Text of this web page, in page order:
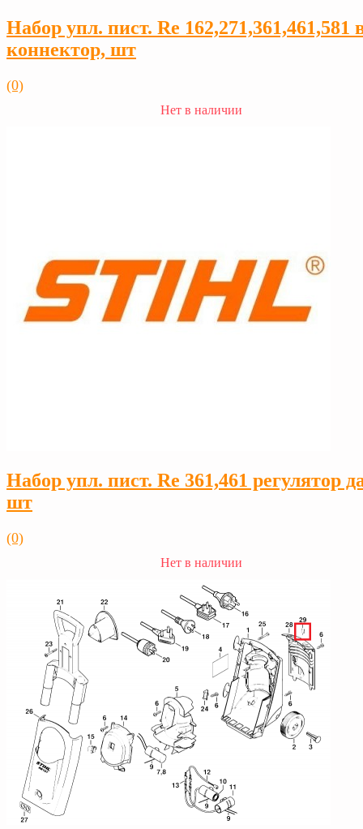
Набор упл. пист. Re 162,271,361,461,581
коннектор, шт
(0)
Нет в наличии
Набор упл. пист. Rе 361,461 регулятор
шт
(0)
Нет в наличии